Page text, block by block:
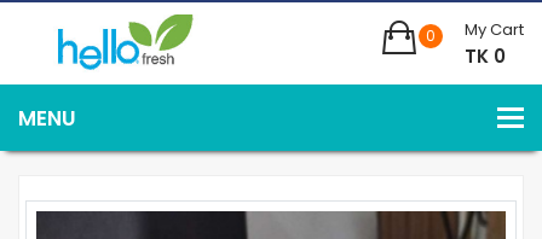
0 My Cart
TK 0